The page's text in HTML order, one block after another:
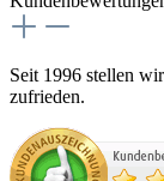
Seit 1996 stellen
zufrieden.